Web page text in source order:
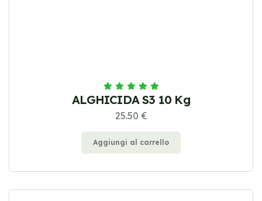
ALGHICIDA S3 10 Kg
25.50 €
Aggiungi al carrello